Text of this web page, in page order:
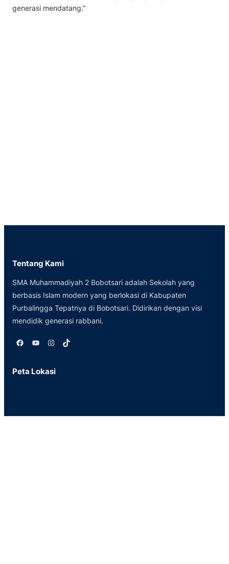
generasi mendatang.”
Tentang Kami
SMA Muhammadiyah 2 Bobotsari adalah Sekolah yang
berbasis Islam modern yang berlokasi di Kabupaten
Purbalingga Tepatnya di Bobotsari. Didirikan dengan visi
mendidik generasi rabbani.
Facebook YouTube Instagram TikTok
Peta Lokasi